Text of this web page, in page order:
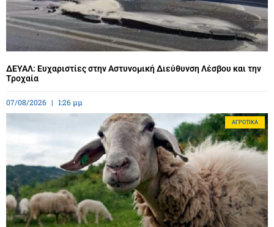
ΔΕΥΑΛ: Ευχαριστίες στην Αστυνομική Διεύθυνση Λέσβου και την
Τροχαία
07/08/2026 1:26 μμ
ΑΓΡΟΤΙΚΆ